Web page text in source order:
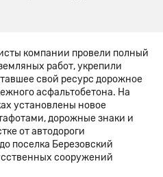
компании провели полный
работ, укрепили
свой ресурс дорожное
асфальтобетона. На
установлены новое
дорожные знаки и
от автодороги
поселка Березовский
сооружений